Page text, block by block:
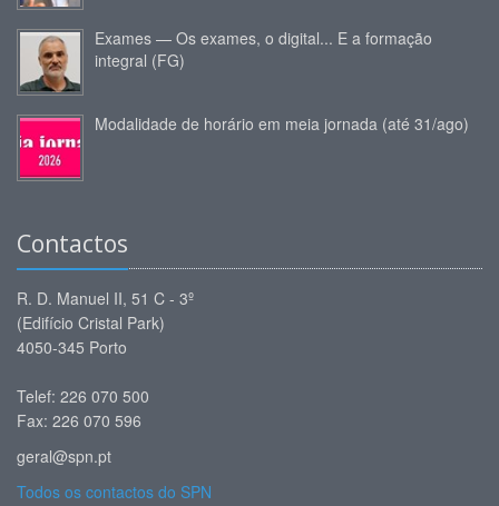
Exames — Os exames, o digital... E a formação
integral (FG)
Modalidade de horário em meia jornada (até 31/ago)
Contactos
R. D. Manuel II, 51 C - 3º
(Edifício Cristal Park)
4050-345 Porto
Telef: 226 070 500
Fax: 226 070 596
geral@spn.pt
Todos os contactos do SPN